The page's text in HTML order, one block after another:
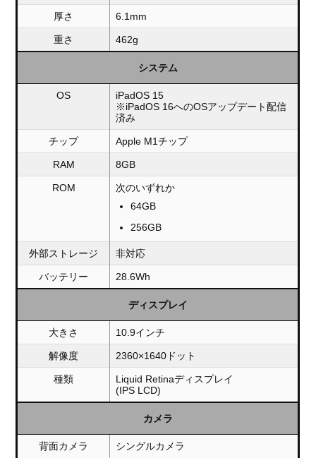
厚さ 6.1mm
重さ 462g
システム
OS
iPadOS 15
※iPadOS 16へのOSアップデート配信
済み
チップ Apple M1チップ
RAM 8GB
ROM
次のいずれか
64GB
256GB
外部ストレージ 非対応
バッテリー 28.6Wh
ディスプレイ
大きさ 10.9インチ
解像度 2360×1640ドット
種類
Liquid Retinaディスプレイ
(IPS LCD)
カメラ
背面カメラ
シングルカメラ